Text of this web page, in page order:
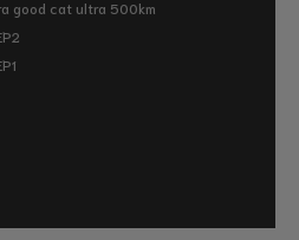
good cat ultra 500km